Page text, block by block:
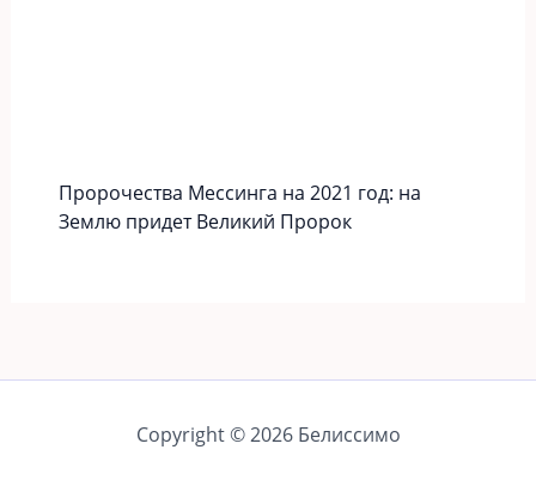
Пророчества Мессинга на 2021 год: на
Землю придет Великий Пророк
Copyright © 2026 Белиссимо